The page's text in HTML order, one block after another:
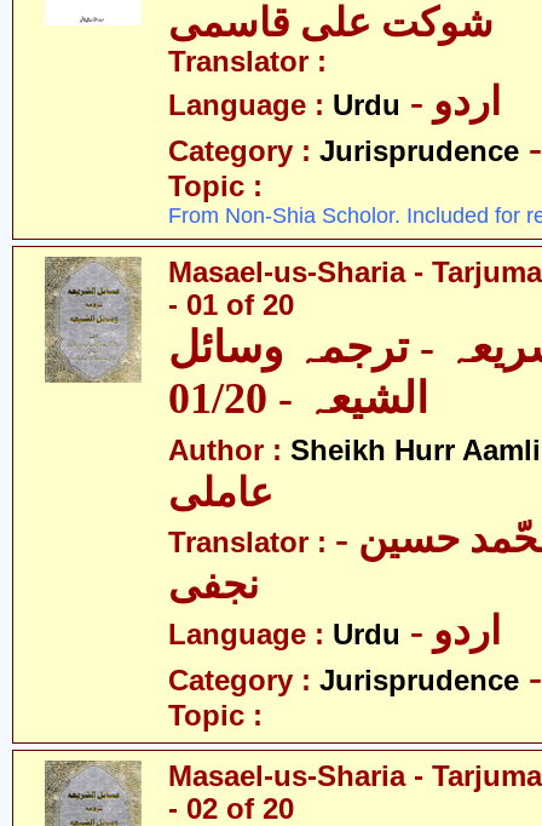
شوکت علی قاسمی
Translator :
Language : Urdu - اردو
Category : Jurisprudence
Topic :
From Non-Shia Scholor. Included for
Masael-us-Sharia -
- 01 of 20
- ترجمہ وسائل
الشیعہ - 01/20
Author : Sheikh Hurr Aamli
عاملی
Translator : - آیت اللہ محّمد حسین
نجفی
Language : Urdu - اردو
Category : Jurisprudence
Topic :
Masael-us-Sharia -
- 02 of 20